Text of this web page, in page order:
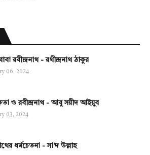
রবীন্দ্রনাথ - রথীন্দ্রনাথ ঠাকুর
06, 2024
ও রবীন্দ্রনাথ - আবু সয়ীদ আইয়ুব
03, 2024
ধর্মচেতনা - সা'দ উল্লাহ